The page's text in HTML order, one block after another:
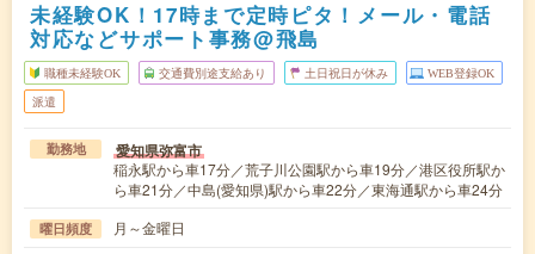
未経験OK！17時まで定時ピタ！メール・電話
対応などサポート事務@飛島
職種未経験OK 交通費別途支給あり 土日祝日が休み WEB登録OK
派遣
勤務地 愛知県弥富市
稲永駅から車17分／荒子川公園駅から車19分／港区役所駅か
ら車21分／中島(愛知県)駅から車22分／東海通駅から車24分
曜日頻度 月～金曜日